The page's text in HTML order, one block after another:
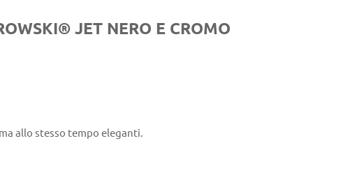
JET NERO E CROMO
allo stesso tempo eleganti.